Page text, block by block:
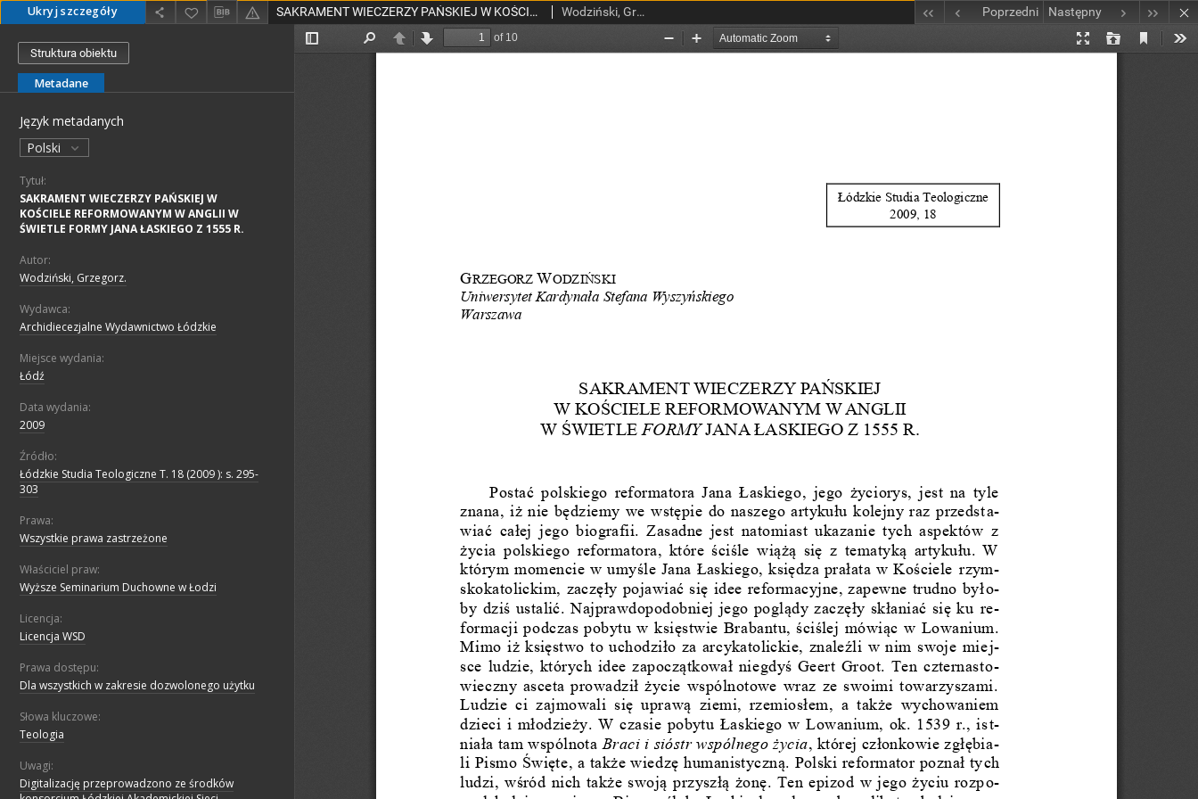
Ukryj szczegóły SAKRAMENT WIECZERZY PAŃSKIEJ W KOŚCIELE REFORMOWANYM W ANGLII W ŚWIETLE FORMY JANA ŁASKIEGO Z 1555 R. Wodziński, Grzegorz. Poprzedni Następny
Struktura obiektu
Metadane
Język metadanych
Polski
Tytuł:
SAKRAMENT WIECZERZY PAŃSKIEJ W
KOŚCIELE REFORMOWANYM W ANGLII W
ŚWIETLE FORMY JANA ŁASKIEGO Z 1555 R.
Autor:
Wodziński, Grzegorz.
Wydawca:
Archidiecezjalne Wydawnictwo Łódzkie
Miejsce wydania:
Łódź
Data wydania:
2009
Źródło:
Łódzkie Studia Teologiczne T. 18 (2009 ): s. 295-
303
Prawa:
Wszystkie prawa zastrzeżone
Właściciel praw:
Wyższe Seminarium Duchowne w Łodzi
Licencja:
Licencja WSD
Prawa dostępu:
Dla wszystkich w zakresie dozwolonego użytku
Słowa kluczowe:
Teologia
Uwagi:
Digitalizację przeprowadzono ze środków